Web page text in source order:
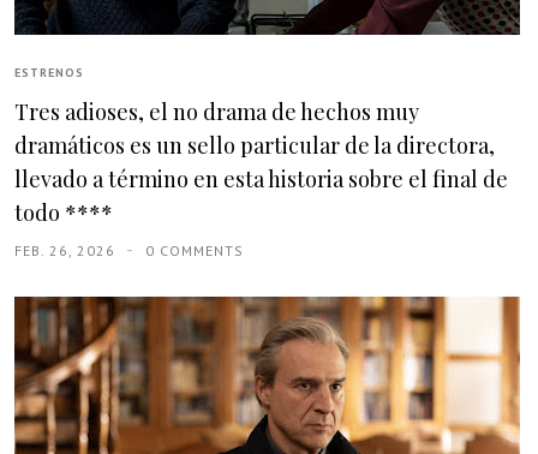
ESTRENOS
Tres adioses, el no drama de hechos muy
dramáticos es un sello particular de la directora,
llevado a término en esta historia sobre el final de
todo ****
FEB. 26, 2026 0 COMMENTS